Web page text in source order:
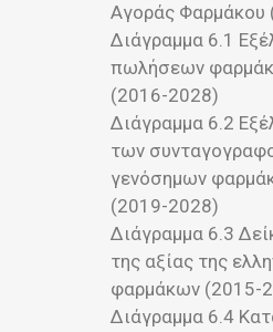
Αγοράς Φαρμάκου
Διάγραμμα 6.1
πωλήσεων
(2016-2028)
Διάγραμμα 6.2
των
γενόσημων
(2019-2028)
Διάγραμμα 6.3
της αξίας της
φαρμάκων (2015-
Διάγραμμα 6.4